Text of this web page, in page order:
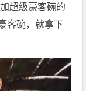
超级豪客碗的
客碗，就拿下